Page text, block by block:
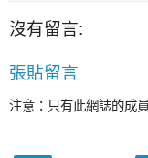
沒有留言:
張貼留言
注意：只有此網誌的成